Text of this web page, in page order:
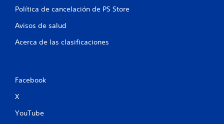
Política de cancelación de PS Store
Avisos de salud
Acerca de las clasificaciones
Facebook
X
YouTube